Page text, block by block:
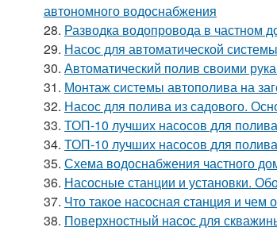
автономного водоснабжения
28. Разводка водопровода в частном
29. Насос для автоматической
30. Автоматический полив своими
31. Монтаж системы автополива на
32. Насос для полива из садового.
33. ТОП-10 лучших насосов для
34. ТОП-10 лучших насосов для
35. Схема водоснабжения частного
36. Насосные станции и установки.
37. Что такое насосная станция и чем
38. Поверхностный насос для